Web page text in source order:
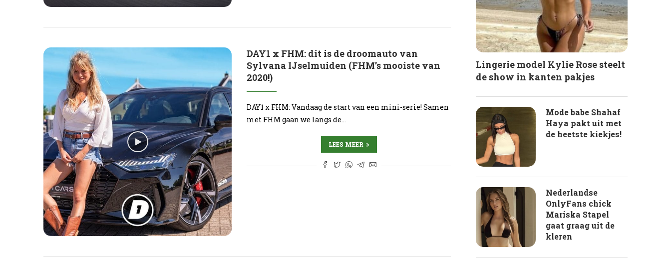
DAY1 x FHM: dit is de droomauto van
Sylvana IJselmuiden (FHM’s mooiste van
2020!)
DAY1 x FHM: Vandaag de start van een mini-serie! Samen
met FHM gaan we langs de…
LEES MEER
Lingerie model Kylie Rose steelt
de show in kanten pakjes
Mode babe Shahaf
Haya pakt uit met
de heetste kiekjes!
Nederlandse
OnlyFans chick
Mariska Stapel
gaat graag uit de
kleren